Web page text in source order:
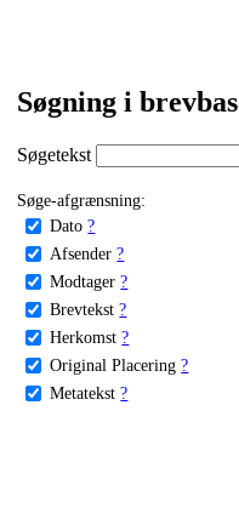
Søgning i
Søgetekst
Søge-afgrænsning:
Dato ?
Afsender ?
Modtager ?
Brevtekst ?
Herkomst ?
Original Placering ?
Metatekst ?